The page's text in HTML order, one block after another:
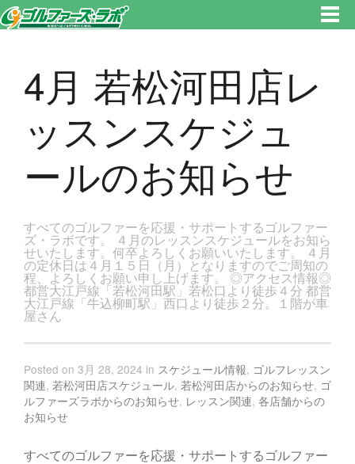
す。新宿区、若松河田で気軽にゴルフレッスン！
4月 若松河田店レ
ッスンスケジュ
ールのお知らせ
すべてのゴルファーを応援・サポートするゴルファー
ズ・ラボです。 ４月のレッスンスケジュールをお知ら
せいたします。何卒よろしくお願いいたします。 ４月
の定休日は４月１５日（月）となりますのでご周知の
程、よろしくお願い申し上げます。 ◎アクセス情報◎
都営大江戸線「若松河田駅」若松口より徒歩４分 都営
大江戸線「牛込柳町駅」西口より徒歩２分。１階が車
屋さん
Posted on 3月 28, 2024 in スケジュール情報, ゴルフレッスン
関連, 若松河田店スケジュール, 若松河田店からのお知らせ, ゴ
ルファーズラボからのお知らせ, レッスン関連, 各店舗からの
お知らせ
すべてのゴルファーを応援・サポートするゴルファー